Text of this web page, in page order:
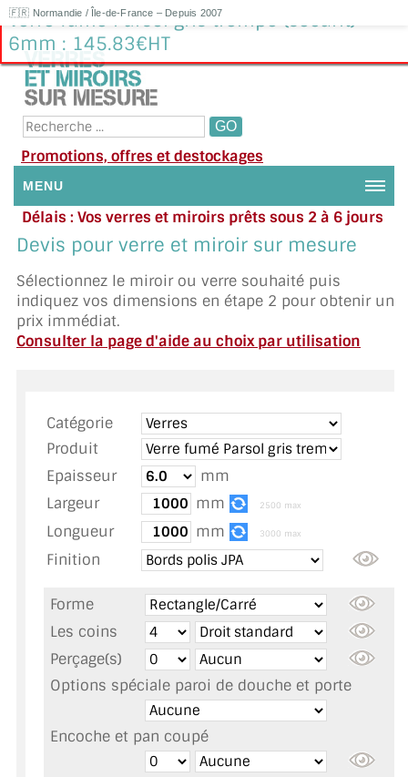
🇫🇷 Normandie / Île-de-France – Depuis 2007
Verre fumé Parsol gris trempé (sécurit)
6mm : 145.83€HT
Promotions, offres et destockages
MENU
NOUS CONTACTER
DEMANDE DE DEVIS
SUIVI DE DEVIS
TOUS LES TARIFS AU M2
GUIDE : CHOIX PAR UTILISATION
INSPIRATIONS ET NOUVEAUTÉS
AMBIANCE LAITON BROSSÉ
MIROIR SUR MESURE
MIROIR VIEILLI
MIROIR DÉCORATIF DE COULEUR
LOTS DE MIROIRS EN MOZAÏQUE
Délais : Vos verres et miroirs prêts sous 2 à 6 jours
en moyenne
Besoin d'aide ?
Appelez ou envoyez un SMS au 06 79 92 33 38
Devis pour verre et miroir sur mesure
Sélectionnez le miroir ou verre souhaité puis
indiquez vos dimensions en étape 2 pour obtenir un
prix immédiat.
Consulter la page d'aide au choix par utilisation
Catégorie
Produit
Epaisseur
mm
Largeur
mm 2500 max
Longueur mm 3000 max
Finition
Forme
Les coins
Perçage(s)
Options spéciale paroi de douche et porte
Encoche et pan coupé